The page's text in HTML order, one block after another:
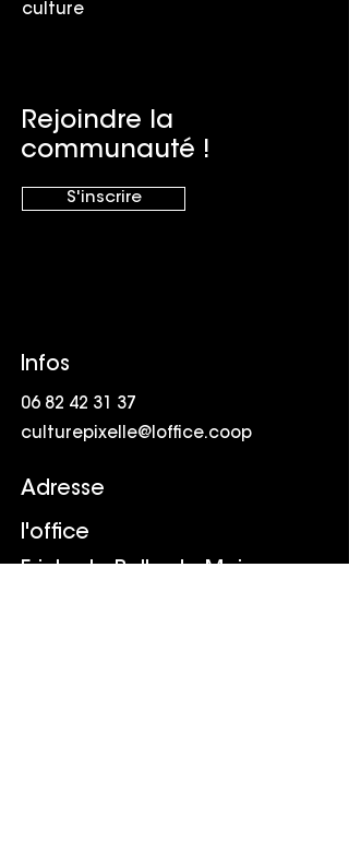
culture
Rejoindre la
communauté !
S'inscrire
Infos
06 82 42 31 37
culturepixelle@loffice.coop
Adresse
l'office
Friche la Belle de Mai